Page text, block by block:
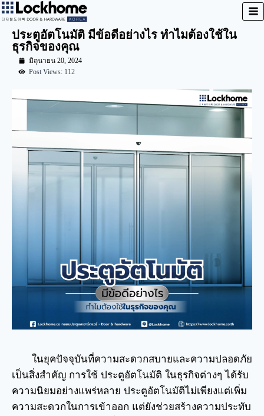
ประตูอัตโนมัติ มีข้อดีอย่างไร ทำไมต้องใช้ใน
ธุรกิจของคุณ
มิถุนายน 20, 2024
Post Views: 112
ในยุคปัจจุบันที่ความสะดวกสบายและความปลอดภัย
เป็นสิ่งสำคัญ การใช้ ประตูอัตโนมัติ ในธุรกิจต่างๆ ได้รับ
ความนิยมอย่างแพร่หลาย ประตูอัตโนมัติไม่เพียงแต่เพิ่ม
ความสะดวกในการเข้าออก แต่ยังช่วยสร้างความประทับ